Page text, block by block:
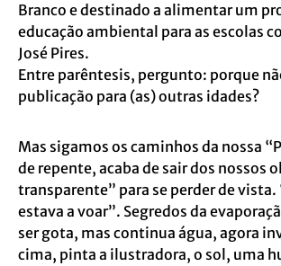
Branco e destinado a alimentar um
educação ambiental para as escolas
José Pires.
Entre parêntesis, pergunto: porque
publicação para (as) outras idades?
Mas sigamos os caminhos da nossa
de repente, acaba de sair dos nossos
transparente” para se perder de vista.
estava a voar”. Segredos da
ser gota, mas continua água, agora
cima, pinta a ilustradora, o sol, uma